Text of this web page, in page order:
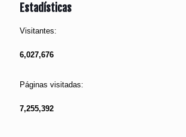
Estadísticas
Visitantes:
6,027,676
Páginas visitadas:
7,255,392